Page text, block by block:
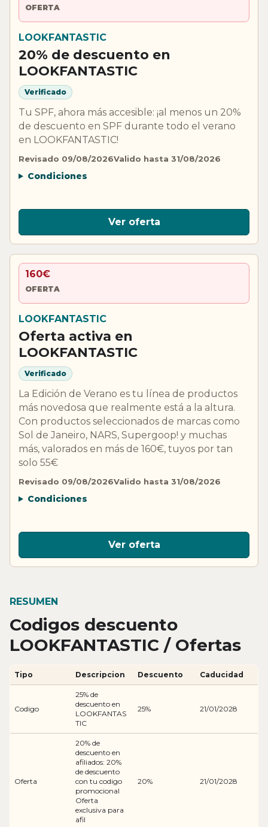
OFERTA
LOOKFANTASTIC
20% de descuento en
LOOKFANTASTIC
Verificado
Tu SPF, ahora más accesible: ¡al menos un 20%
de descuento en SPF durante todo el verano
en LOOKFANTASTIC!
Revisado 09/08/2026Valido hasta 31/08/2026
Condiciones
Ver oferta
160€
OFERTA
LOOKFANTASTIC
Oferta activa en
LOOKFANTASTIC
Verificado
La Edición de Verano es tu línea de productos
más novedosa que realmente está a la altura.
Con productos seleccionados de marcas como
Sol de Janeiro, NARS, Supergoop! y muchas
más, valorados en más de 160€, tuyos por tan
solo 55€
Revisado 09/08/2026Valido hasta 31/08/2026
Condiciones
Ver oferta
RESUMEN
Codigos descuento
LOOKFANTASTIC / Ofertas
Tipo Descripcion Descuento Caducidad
Codigo
25% de
descuento en
LOOKFANTAS
TIC
25% 21/01/2028
Oferta
20% de
descuento en
afiliados: 20%
de descuento
con tu codigo
promocional
Oferta
exclusiva para
afil
20% 21/01/2028